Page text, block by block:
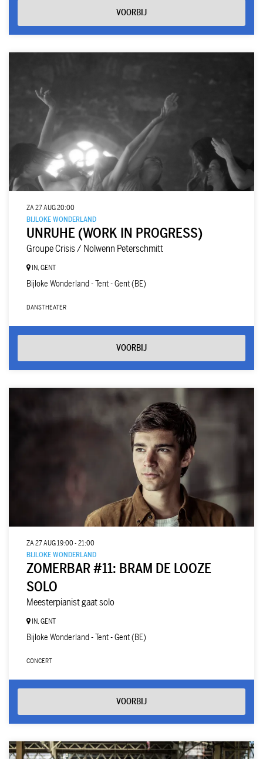
VOORBIJ
UNRUHE (WORK IN PROGRESS)
Groupe Crisis / Nolwenn Peterschmitt
BIJLOKE WONDERLAND
ZA 27 AUG20:00
IN, GENT
Bijloke Wonderland - Tent - Gent (BE)
DANSTHEATER
VOORBIJ
ZOMERBAR #11: BRAM DE LOOZE
SOLO
Meesterpianist gaat solo
BIJLOKE WONDERLAND
ZA 27 AUG19:00 - 21:00
IN, GENT
Bijloke Wonderland - Tent - Gent (BE)
CONCERT
VOORBIJ